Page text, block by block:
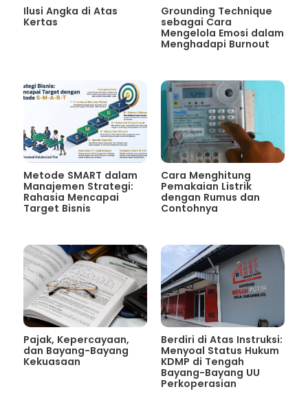
Ilusi Angka di Atas
Kertas
Grounding Technique
sebagai Cara
Mengelola Emosi dalam
Menghadapi Burnout
Metode SMART dalam
Manajemen Strategi:
Rahasia Mencapai
Target Bisnis
Cara Menghitung
Pemakaian Listrik
dengan Rumus dan
Contohnya
Pajak, Kepercayaan,
dan Bayang-Bayang
Kekuasaan
Berdiri di Atas Instruksi:
Menyoal Status Hukum
KDMP di Tengah
Bayang-Bayang UU
Perkoperasian